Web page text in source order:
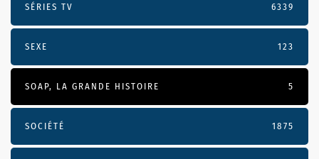
SÉRIES TV 6339
SEXE 123
SOAP, LA GRANDE HISTOIRE 5
SOCIÉTÉ 1875